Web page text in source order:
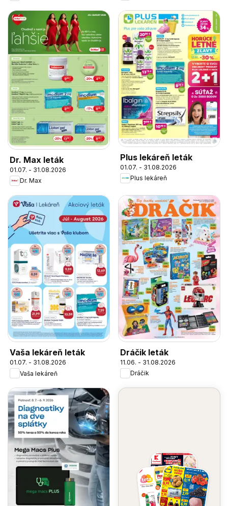
Dr. Max leták
01.07. - 31.08.2026
Dr. Max
Plus lekáreň leták
01.07. - 31.08.2026
Plus lekáreň
Vaša lekáreň leták
01.07. - 31.08.2026
Vaša lekáreň
Dráčik leták
11.06. - 31.08.2026
Dráčik